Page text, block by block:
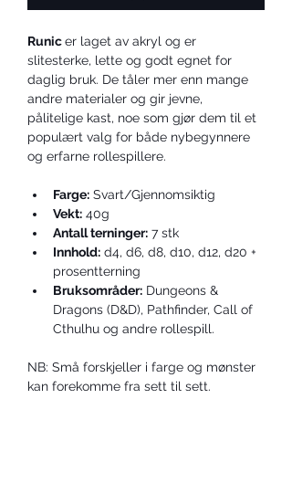
Runic er laget av akryl og er
slitesterke, lette og godt egnet for
daglig bruk. De tåler mer enn mange
andre materialer og gir jevne,
pålitelige kast, noe som gjør dem til et
populært valg for både nybegynnere
og erfarne rollespillere.
Farge: Svart/Gjennomsiktig
Vekt: 40g
Antall terninger: 7 stk
Innhold: d4, d6, d8, d10, d12, d20 +
prosentterning
Bruksområder: Dungeons &
Dragons (D&D), Pathfinder, Call of
Cthulhu og andre rollespill.
NB: Små forskjeller i farge og mønster
kan forekomme fra sett til sett.